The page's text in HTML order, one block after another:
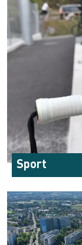
Sport